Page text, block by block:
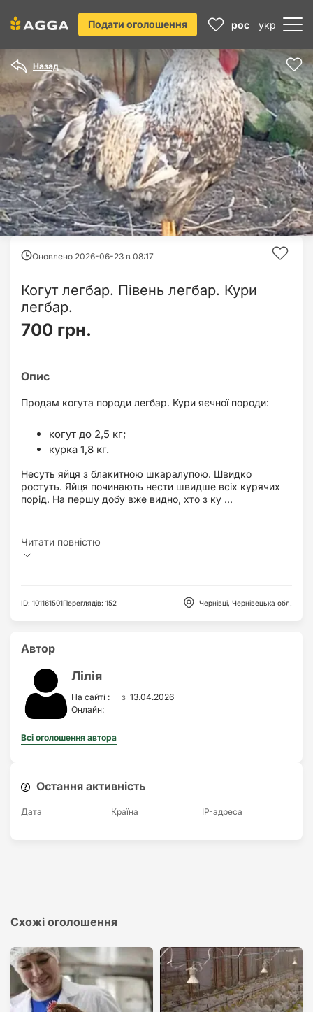
Подати оголошення рос укр
Назад
Оновлено 2026-06-23 в 08:17
Когут легбар. Півень легбар. Кури
легбар.
700 грн.
Продам когута породи легбар. Кури яєчної породи:
когут до 2,5 кг;
курка 1,8 кг.
Несуть яйця з блакитною шкаралупою. Швидко
ростуть. Яйця починають нести швидше всіх курячих
порід. На першу добу вже видно, хто з ку ...
ID: 101161501Переглядів: 152 Чернівці, Чернівецька обл.
Автор
Лілія
На сайті : з 13.04.2026
Онлайн:
Всі оголошення автора
Остання активність
Дата Країна IP-адреса
Схожі оголошення